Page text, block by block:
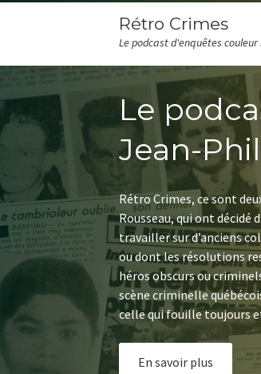
Rétro Crimes
Le podcast d'enquêtes couleur
Le
Jean-
Rétro Crimes, ce sont
Rousseau, qui ont décidé
travailler sur d’anciens
ou dont les résolutions
héros obscurs ou
scène criminelle
celle qui fouille toujours
En savoir plus